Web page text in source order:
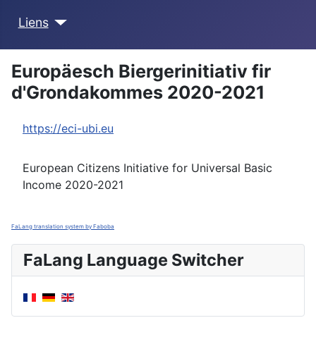
Liens
Europäesch Biergerinitiativ fir
d'Grondakommes 2020-2021
https://eci-ubi.eu
European Citizens Initiative for Universal Basic
Income 2020-2021
FaLang translation system by Faboba
FaLang Language Switcher